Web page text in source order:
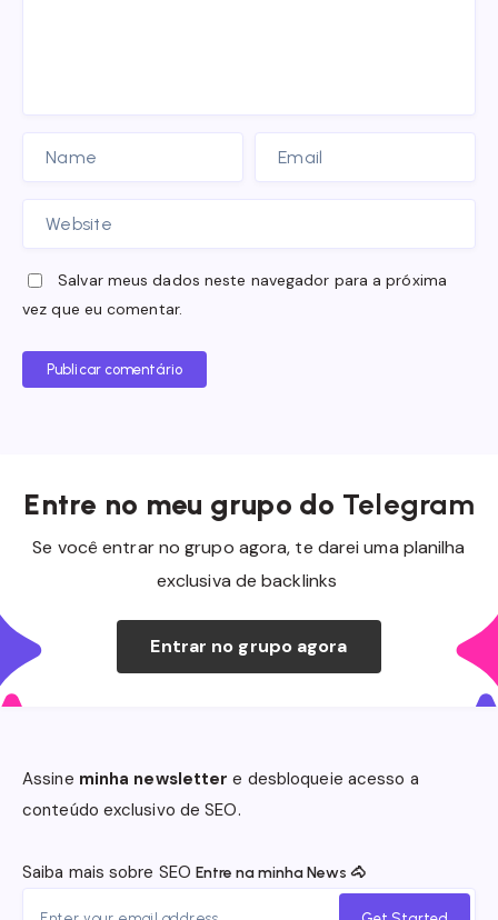
Salvar meus dados neste navegador para a próxima
vez que eu comentar.
Publicar comentário
Entre no meu grupo do Telegram
Se você entrar no grupo agora, te darei uma planilha
exclusiva de backlinks
Entrar no grupo agora
Assine minha newsletter e desbloqueie acesso a
conteúdo exclusivo de SEO.
Saiba mais sobre SEOEntre na minha News 🐴